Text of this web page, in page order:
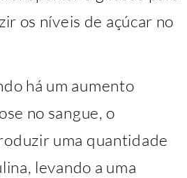
os níveis de açúcar no
há um aumento
no sangue, o
uma quantidade
levando a uma